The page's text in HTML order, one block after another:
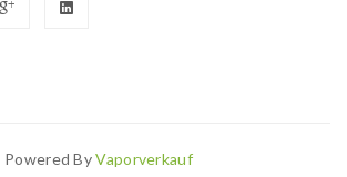
Powered ByVaporverkauf